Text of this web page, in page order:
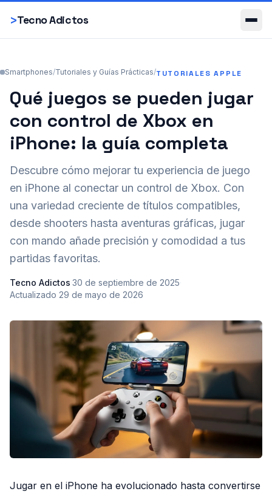
>Tecno Adictos
Smartphones
Smartphones/Tutoriales y Guías Prácticas/TUTORIALES APPLE
Qué juegos se pueden jugar
con control de Xbox en
iPhone: la guía completa
Descubre cómo mejorar tu experiencia de juego
en iPhone al conectar un control de Xbox. Con
una variedad creciente de títulos compatibles,
desde shooters hasta aventuras gráficas, jugar
con mando añade precisión y comodidad a tus
partidas favoritas.
Tecno Adictos·30 de septiembre de 2025·
Actualizado 29 de mayo de 2026
Jugar en el iPhone ha evolucionado hasta convertirse